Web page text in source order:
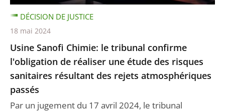
Usine Sanofi Chimie: le tribunal confirme
l'obligation de réaliser une étude des risques
sanitaires résultant des rejets atmosphériques
passés
Par un jugement du 17 avril 2024, le tribunal
DÉCISION DE JUSTICE
18 mai 2024